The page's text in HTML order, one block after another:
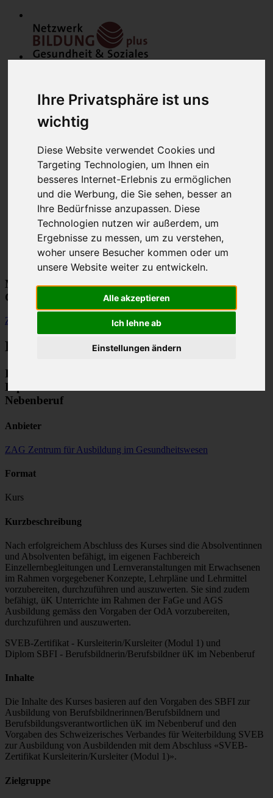
Ihre Privatsphäre ist uns
wichtig
Diese Website verwendet Cookies und
Targeting Technologien, um Ihnen ein
besseres Internet-Erlebnis zu ermöglichen
und die Werbung, die Sie sehen, besser an
Ihre Bedürfnisse anzupassen. Diese
Technologien nutzen wir außerdem, um
Ergebnisse zu messen, um zu verstehen,
woher unsere Besucher kommen oder um
unsere Website weiter zu entwickeln.
Alle akzeptieren
Ich lehne ab
Einstellungen ändern
Home
Modulfinder
Veranstaltungen
Netzwerk
Bildungsanbieter
Mitglieder
Mitglied werden
Werbung schalten
über uns
Kontakt
Lounge
Modulfinder für Weiterbildungen im
Gesundheitswesen
Zurück
Bildungsangebot
IBB - Integrierter Bildungsgang SVEB 1 und
Diplom Berufsbildnerin/Berufsbildner üK im
Nebenberuf
Anbieter
ZAG Zentrum für Ausbildung im Gesundheitswesen
Format
Kurs
Kurzbeschreibung
Nach erfolgreichem Abschluss des Kurses sind die Absolventinnen
und Absolventen befähigt, im eigenen Fachbereich
Einzellernbegleitungen und Lernveranstaltungen mit Erwachsenen
im Rahmen vorgegebener Konzepte, Lehrpläne und Lehrmittel
vorzubereiten, durchzuführen und auszuwerten. Sie sind zudem
befähigt, üK Unterrichte im Rahmen der FaGe und AGS
Ausbildung gemäss den Vorgaben der OdA vorzubereiten,
durchzuführen und auszuwerten.
SVEB-Zertifikat - Kursleiterin/Kursleiter (Modul 1) und
Diplom SBFI - Berufsbildnerin/Berufsbildner üK im Nebenberuf
Inhalte
Die Inhalte des Kurses basieren auf den Vorgaben des SBFI zur
Ausbildung von Berufsbildnerinnen/Berufsbildnern und
Berufsbildungsverantwortlichen üK im Nebenberuf und den
Vorgaben des Schweizerisches Verbandes für Weiterbildung SVEB
zur Ausbildung von Ausbildenden mit dem Abschluss «SVEB-
Zertifikat Kursleiterin/Kursleiter (Modul 1)».
Zielgruppe